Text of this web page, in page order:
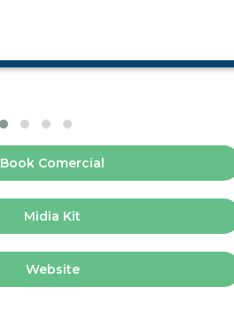
Book Comercial
Midia Kit
Website